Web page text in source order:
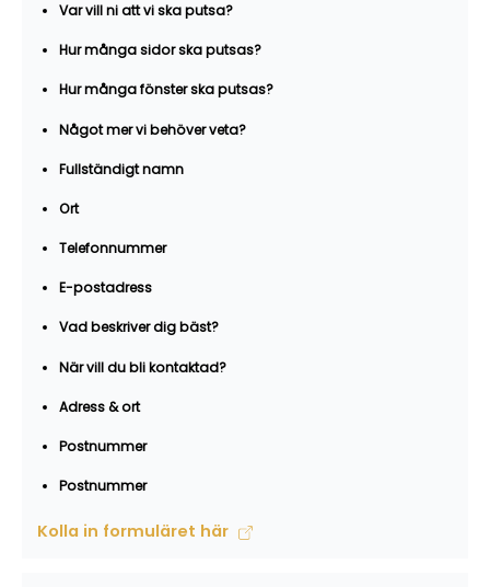
Var vill ni att vi ska putsa?
Hur många sidor ska putsas?
Hur många fönster ska putsas?
Något mer vi behöver veta?
Fullständigt namn
Ort
Telefonnummer
E-postadress
Vad beskriver dig bäst?
När vill du bli kontaktad?
Adress & ort
Postnummer
Postnummer
Kolla in formuläret här